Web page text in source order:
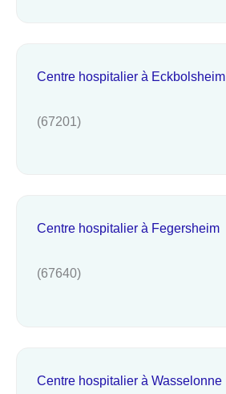
Centre hospitalier à Eckbolsheim
(67201)
Centre hospitalier à Fegersheim
(67640)
Centre hospitalier à Wasselonne